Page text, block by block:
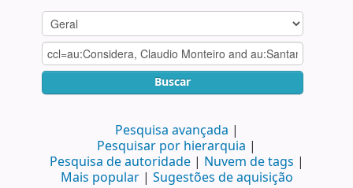
Buscar
Pesquisa avançada
Pesquisar por hierarquia
Pesquisa de autoridade
Nuvem de tags
Mais popular
Sugestões de aquisição